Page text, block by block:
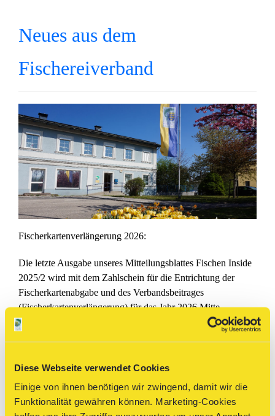
Diese Webseite verwendet Cookies
Einige von ihnen benötigen wir zwingend, damit wir die
Funktionalität gewähren können. Marketing-Cookies
Neues aus dem
Fischereiverband
Fischerkartenverlängerung 2026:
Die letzte Ausgabe unseres Mitteilungsblattes Fischen Inside
2025/2 wird mit dem Zahlschein für die Entrichtung der
Fischerkartenabgabe und des Verbandsbeitrages
(Fischerkartenverlängerung) für das Jahr 2026 Mitte
November zum Versand gebracht.
für NÖ hatten. Bitte geben Sie uns bis längstens 15. Oktober
bekannt. Danke!
Zur Kontrolle, ob Ihre Fischerkarte gültig war im Jahr 2024